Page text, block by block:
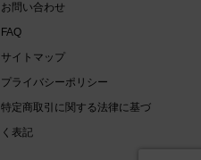
お問い合わせ
FAQ
サイトマップ
プライバシーポリシー
特定商取引に関する法律に基づ
く表記